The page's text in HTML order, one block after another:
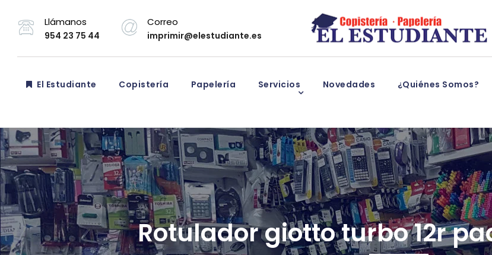
Llámanos
954 23 75 44
Correo
imprimir@elestudiante.es
El Estudiante Copistería Papelería Servicios Novedades ¿Quiénes Somos?
Rotulador giotto turbo 12r